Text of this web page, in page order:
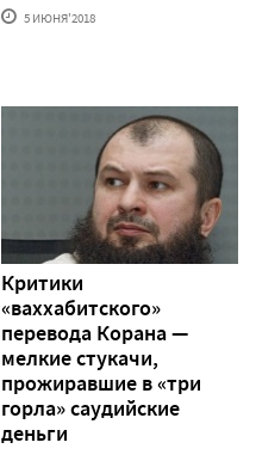
5 ИЮНЯ'2018
Критики
«ваххабитского»
перевода Корана —
мелкие стукачи,
прожиравшие в «три
горла» саудийские
деньги